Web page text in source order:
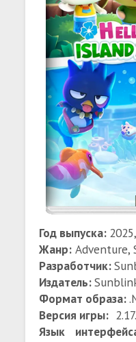
Год выпуска:
Жанр: Adventure,
Разработчик:
Издатель:
Формат образа:
Версия игры:
Язык